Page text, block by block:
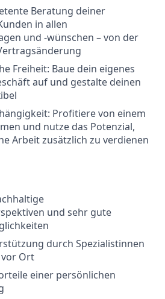
Beratung deiner
in allen
und -wünschen – von der
Freiheit: Baue dein eigenes
auf und gestalte deinen
Profitiere von einem
und nutze das Potenzial,
Arbeit zusätzlich zu verdienen
und sehr gute
durch Spezialistinnen
vor Ort
einer persönlichen